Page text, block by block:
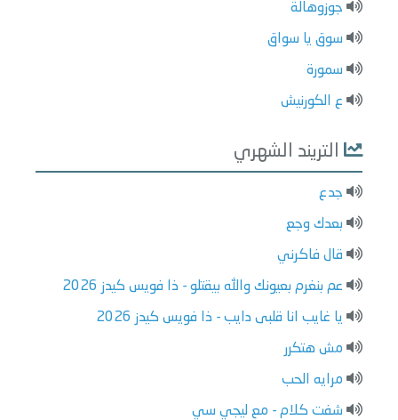
جوزوهالة
سوق يا سواق
سمورة
ع الكورنيش
التريند الشهري
جدع
بعدك وجع
قال فاكرني
عم بنغرم بعيونك والله بيقتلو - ذا فويس كيدز 2026
يا غايب انا قلبى دايب - ذا فويس كيدز 2026
مش هتكرر
مرايه الحب
شفت كلام - مع ليجي سي